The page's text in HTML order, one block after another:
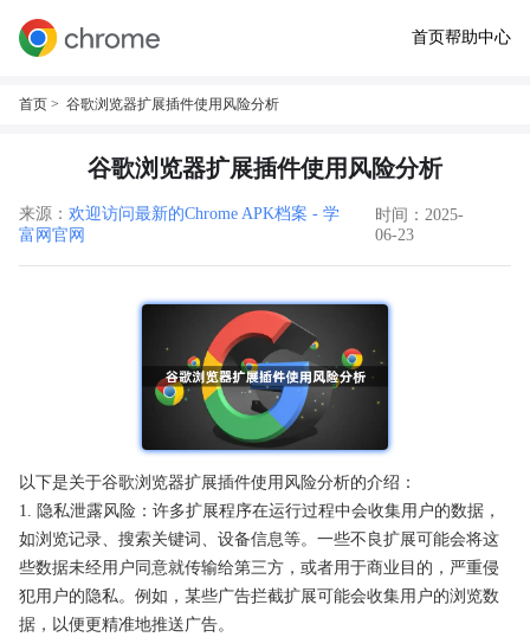
首页帮助中心
首页 > 谷歌浏览器扩展插件使用风险分析
谷歌浏览器扩展插件使用风险分析
来源： 欢迎访问最新的Chrome APK档案 - 学
富网官网
时间：2025-
06-23
以下是关于谷歌浏览器扩展插件使用风险分析的介绍：
1. 隐私泄露风险：许多扩展程序在运行过程中会收集用户的数据，
如浏览记录、搜索关键词、设备信息等。一些不良扩展可能会将这
些数据未经用户同意就传输给第三方，或者用于商业目的，严重侵
犯用户的隐私。例如，某些广告拦截扩展可能会收集用户的浏览数
据，以便更精准地推送广告。